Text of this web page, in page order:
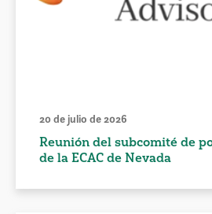
20 de julio de 2026
Reunión del subcomité de
de la ECAC de Nevada